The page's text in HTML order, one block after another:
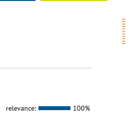
relevance: 100%